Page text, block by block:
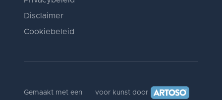
Disclaimer
Cookiebeleid
Gemaakt met een voor kunst door